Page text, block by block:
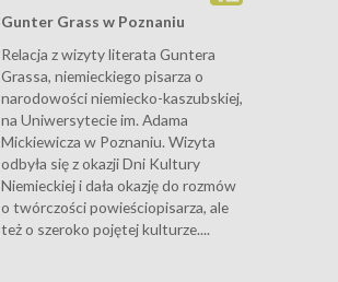
Gunter Grass w Poznaniu
Relacja z wizyty literata Guntera
Grassa, niemieckiego pisarza o
narodowości niemiecko-kaszubskiej,
na Uniwersytecie im. Adama
Mickiewicza w Poznaniu. Wizyta
odbyła się z okazji Dni Kultury
Niemieckiej i dała okazję do rozmów
o twórczości powieściopisarza, ale
też o szeroko pojętej kulturze....